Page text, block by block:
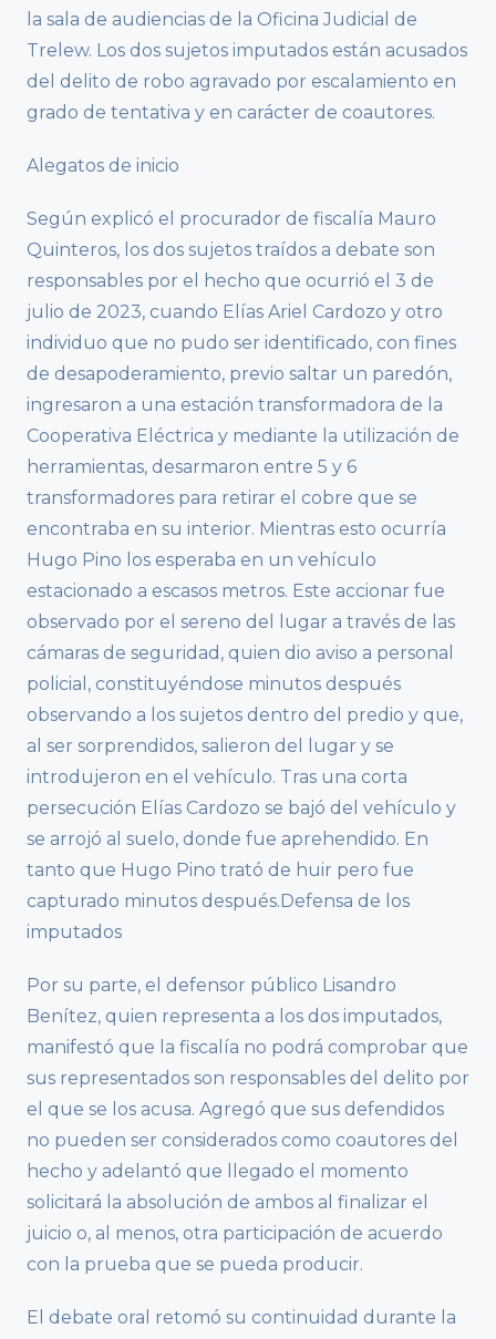
la sala de audiencias de la Oficina Judicial de
Trelew. Los dos sujetos imputados están acusados
del delito de robo agravado por escalamiento en
grado de tentativa y en carácter de coautores.
Alegatos de inicio
Según explicó el procurador de fiscalía Mauro
Quinteros, los dos sujetos traídos a debate son
responsables por el hecho que ocurrió el 3 de
julio de 2023, cuando Elías Ariel Cardozo y otro
individuo que no pudo ser identificado, con fines
de desapoderamiento, previo saltar un paredón,
ingresaron a una estación transformadora de la
Cooperativa Eléctrica y mediante la utilización de
herramientas, desarmaron entre 5 y 6
transformadores para retirar el cobre que se
encontraba en su interior. Mientras esto ocurría
Hugo Pino los esperaba en un vehículo
estacionado a escasos metros. Este accionar fue
observado por el sereno del lugar a través de las
cámaras de seguridad, quien dio aviso a personal
policial, constituyéndose minutos después
observando a los sujetos dentro del predio y que,
al ser sorprendidos, salieron del lugar y se
introdujeron en el vehículo. Tras una corta
persecución Elías Cardozo se bajó del vehículo y
se arrojó al suelo, donde fue aprehendido. En
tanto que Hugo Pino trató de huir pero fue
capturado minutos después.Defensa de los
imputados
Por su parte, el defensor público Lisandro
Benítez, quien representa a los dos imputados,
manifestó que la fiscalía no podrá comprobar que
sus representados son responsables del delito por
el que se los acusa. Agregó que sus defendidos
no pueden ser considerados como coautores del
hecho y adelantó que llegado el momento
solicitará la absolución de ambos al finalizar el
juicio o, al menos, otra participación de acuerdo
con la prueba que se pueda producir.
El debate oral retomó su continuidad durante la